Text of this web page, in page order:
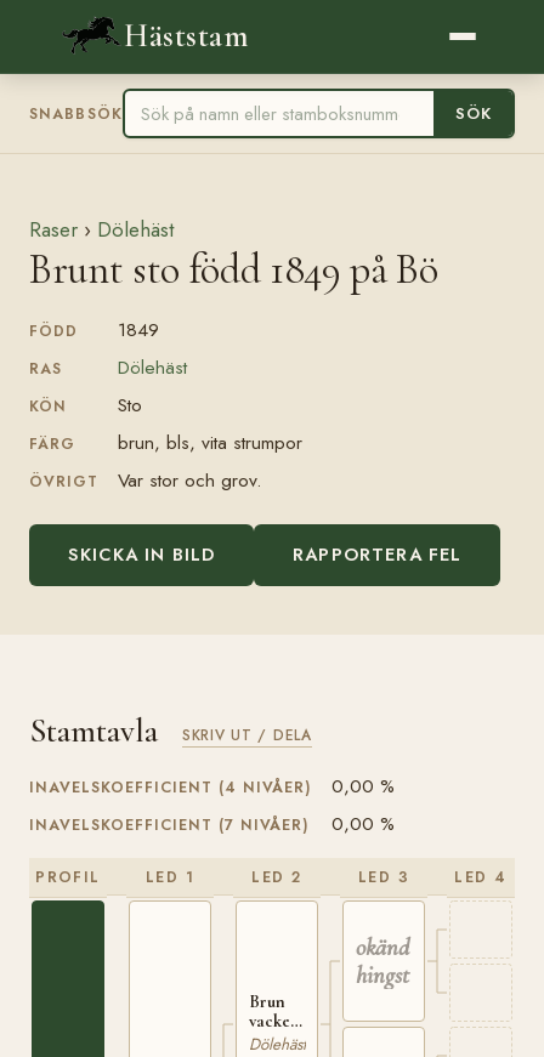
Häststam
SNABBSÖK SÖK
Raser › Dölehäst
Brunt sto född 1849 på Bö
FÖDD 1849
RAS Dölehäst
KÖN Sto
FÄRG brun, bls, vita strumpor
ÖVRIGT Var stor och grov.
SKICKA IN BILD RAPPORTERA FEL
Stamtavla SKRIV UT / DELA
INAVELSKOEFFICIENT (4 NIVÅER) 0,00 %
INAVELSKOEFFICIENT (7 NIVÅER) 0,00 %
PROFIL LED 1 LED 2
Brun
vacker
hingst,
Dölehäst
LED 3
okänd
hingst
LED 4